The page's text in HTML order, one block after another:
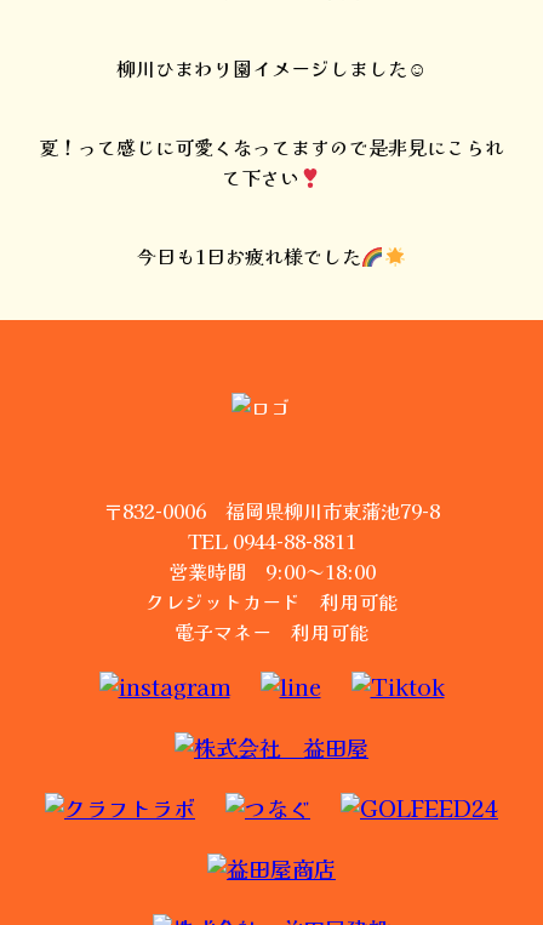
柳川ひまわり園イメージしました☺︎
夏！って感じに可愛くなってますので是非見にこられ
て下さい
今日も1日お疲れ様でした
〒832-0006 福岡県柳川市東蒲池79-8
TEL 0944-88-8811
営業時間 9:00～18:00
クレジットカード 利用可能
電子マネー 利用可能